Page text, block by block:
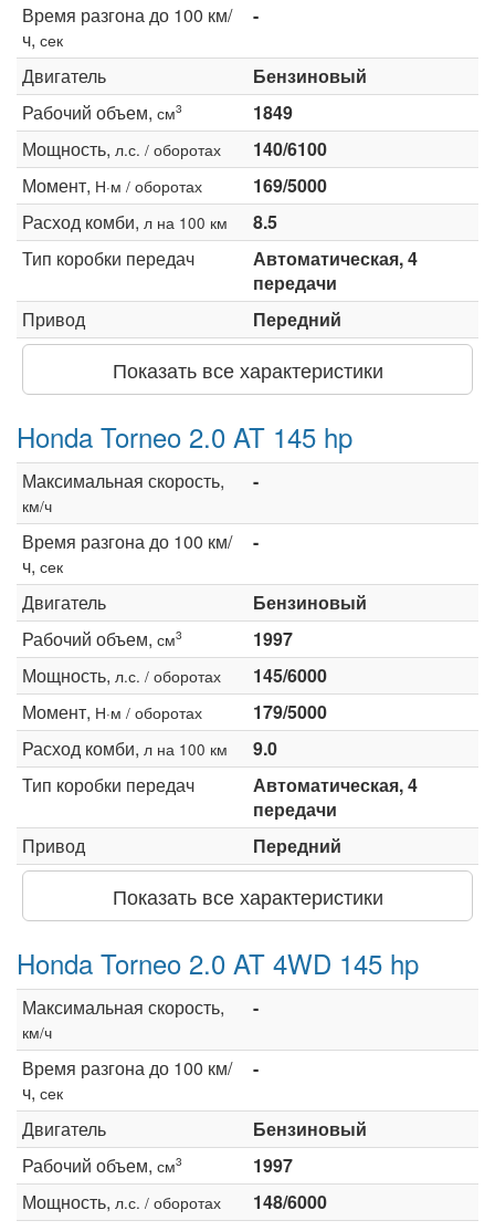
Время разгона до 100 км/
ч, сек
-
Двигатель
Бензиновый
Рабочий объем, см3
1849
Мощность, л.с. / оборотах
140/6100
Момент, Н·м / оборотах
169/5000
Расход комби, л на 100 км
8.5
Тип коробки передач
Автоматическая, 4
передачи
Привод
Передний
Показать все характеристики
Honda Torneo 2.0 AT 145 hp
Максимальная скорость,
км/ч
-
Время разгона до 100 км/
ч, сек
-
Двигатель
Бензиновый
Рабочий объем, см3
1997
Мощность, л.с. / оборотах
145/6000
Момент, Н·м / оборотах
179/5000
Расход комби, л на 100 км
9.0
Тип коробки передач
Автоматическая, 4
передачи
Привод
Передний
Показать все характеристики
Honda Torneo 2.0 AT 4WD 145 hp
Максимальная скорость,
км/ч
-
Время разгона до 100 км/
ч, сек
-
Двигатель
Бензиновый
Рабочий объем, см3
1997
Мощность, л.с. / оборотах
148/6000